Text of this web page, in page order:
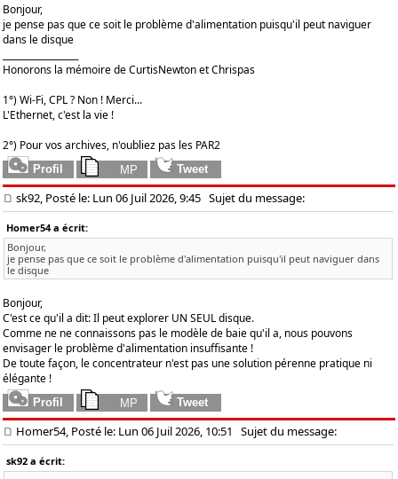
Bonjour,
je pense pas que ce soit le problème d'alimentation puisqu'il peut naviguer
dans le disque
Honorons la mémoire de CurtisNewton et Chrispas
1°) Wi-Fi, CPL ? Non ! Merci...
L'Ethernet, c'est la vie !
2°) Pour vos archives, n'oubliez pas les PAR2
sk92, Posté le: Lun 06 Juil 2026, 9:45 Sujet du message:
Homer54 a écrit:
Bonjour,
je pense pas que ce soit le problème d'alimentation puisqu'il peut naviguer dans
le disque
Bonjour,
C'est ce qu'il a dit: Il peut explorer UN SEUL disque.
Comme ne ne connaissons pas le modèle de baie qu'il a, nous pouvons
envisager le problème d'alimentation insuffisante !
De toute façon, le concentrateur n'est pas une solution pérenne pratique ni
élégante !
Homer54, Posté le: Lun 06 Juil 2026, 10:51 Sujet du message:
sk92 a écrit: